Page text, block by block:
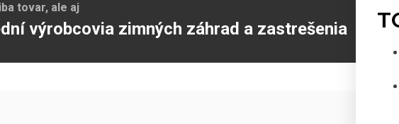
tovar, ale aj
výrobcovia zimných záhrad a zastrešenia